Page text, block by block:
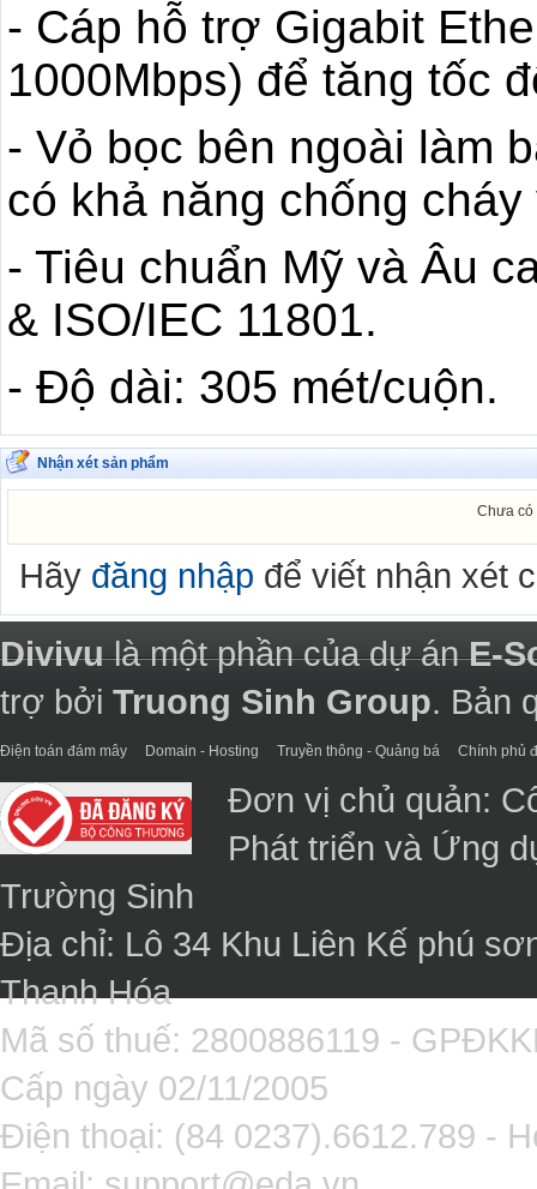
- Cáp hỗ trợ Gigabit
1000Mbps) để tăng tốc
- Vỏ bọc bên ngoài làm
có khả năng chống
- Tiêu chuẩn Mỹ và Âu
& ISO/IEC 11801.
- Độ dài: 305 mét/cuộn.
Nhận xét sản phẩm
Chưa có
Hãy đăng nhập để viết nhận xét
Divivulà một phần của dự ánE-
trợ bởi Truong Sinh Group. Bản
Điện toán đám mây Domain - Hosting Truyền thông - Quảng bá Chính phủ
Đơn vị chủ quản:
Phát triển và Ứng
Trường Sinh
Địa chỉ: Lô 34 Khu Liên Kế phú
Thanh Hóa
Mã số thuế: 2800886119 -
Cấp ngày 02/11/2005
Điện thoại: (84 0237).6612.789 -